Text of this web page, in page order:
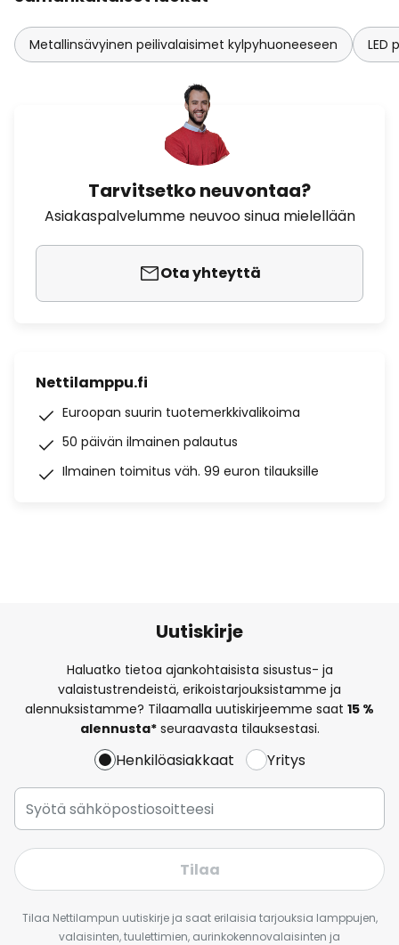
Metallinsävyinen peilivalaisimet kylpyhuoneeseen LED
Tarvitsetko neuvontaa?
Asiakaspalvelumme neuvoo sinua mielellään
Ota yhteyttä
Nettilamppu.fi
Euroopan suurin tuotemerkkivalikoima
50 päivän ilmainen palautus
Ilmainen toimitus väh. 99 euron tilauksille
Uutiskirje
Haluatko tietoa ajankohtaisista sisustus- ja
valaistustrendeistä, erikoistarjouksistamme ja
alennuksistamme? Tilaamalla uutiskirjeemme saat 15 %
alennusta*seuraavasta tilauksestasi.
Henkilöasiakkaat Yritys
Tilaa
Tilaa Nettilampun uutiskirje ja saat erilaisia tarjouksia lamppujen,
valaisinten, tuulettimien, aurinkokennovalaisinten ja